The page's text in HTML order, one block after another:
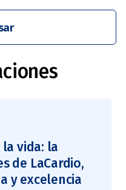
vida: la
de LaCardio,
y excelencia